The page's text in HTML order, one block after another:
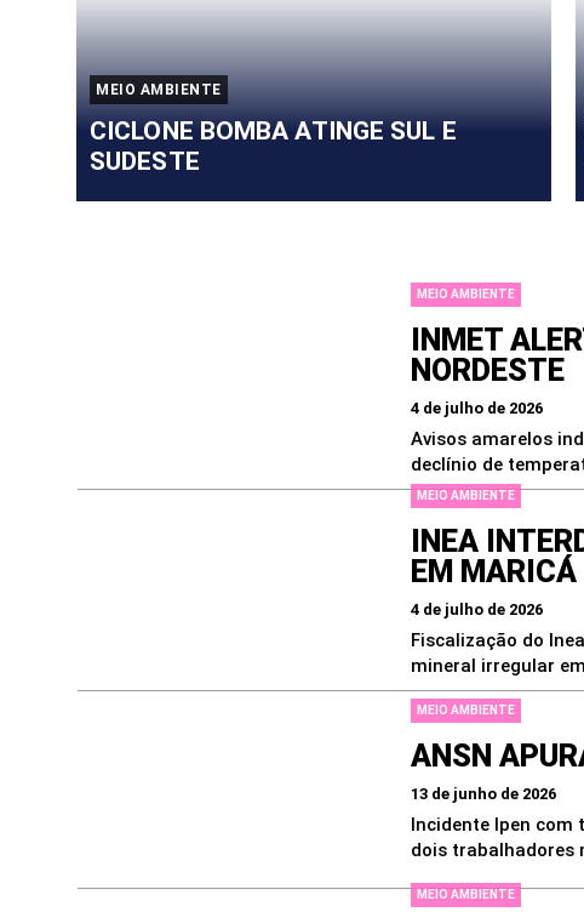
MEIO AMBIENTE
CICLONE BOMBA ATINGE SUL E
SUDESTE
MEIO AMBIENTE
INMET
NORDESTE
4 de julho de 2026
Avisos amarelos
declínio de
MEIO AMBIENTE
INEA
EM MARICÁ
4 de julho de 2026
Fiscalização do
mineral irregular
MEIO AMBIENTE
ANSN
13 de junho de 2026
Incidente Ipen com
dois trabalhadores
MEIO AMBIENTE